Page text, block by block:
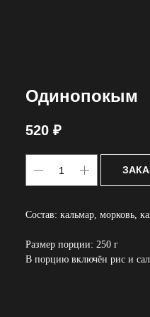
Одинопокым
520 ₽
Состав: кальмар, морковь,
Размер порции: 250 г
В порцию включён рис и